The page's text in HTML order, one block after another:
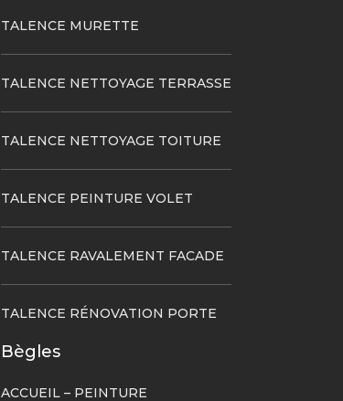
TALENCE MURETTE
TALENCE NETTOYAGE TERRASSE
TALENCE NETTOYAGE TOITURE
TALENCE PEINTURE VOLET
TALENCE RAVALEMENT FACADE
TALENCE RÉNOVATION PORTE
Bègles
ACCUEIL – PEINTURE